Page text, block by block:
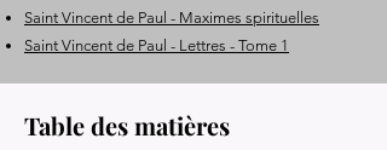
Saint Vincent de Paul - Maximes spirituelles
Saint Vincent de Paul - Lettres - Tome 1
Table des matières